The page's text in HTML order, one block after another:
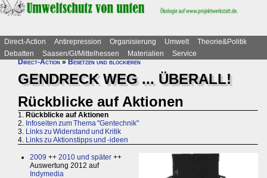
Direct-Action Antirepression Organisierung Umwelt
Theorie&Politik
Debatten
Saasen/GI/Mittelhessen Materialien
Service
Direct-Action»Besetzen und blockieren
GENDRECK WEG ... ÜBERALL!
Rückblicke auf Aktionen
1. Rückblicke auf Aktionen
2. Infoseiten zum Thema "Gentechnik"
3. Links zu Widerstand und Kritik
4. Links zu Aktionstipps und -ideen
2009 ++ 2010 und später ++
Auswertung 2012 auf
Indymedia